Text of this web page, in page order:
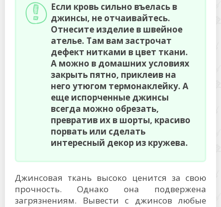
Если кровь сильно въелась в
джинсы, не отчаивайтесь.
Отнесите изделие в швейное
ателье. Там вам застрочат
дефект нитками в цвет ткани.
А можно в домашних условиях
закрыть пятно, приклеив на
него утюгом термонаклейку. А
еще испорченные джинсы
всегда можно обрезать,
превратив их в шорты, красиво
порвать или сделать
интересный декор из кружева.
Джинсовая ткань высоко ценится за свою
прочность. Однако она подвержена
загрязнениям. Вывести с джинсов любые